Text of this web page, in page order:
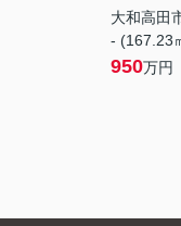
大和高田
- (167.23
950万円